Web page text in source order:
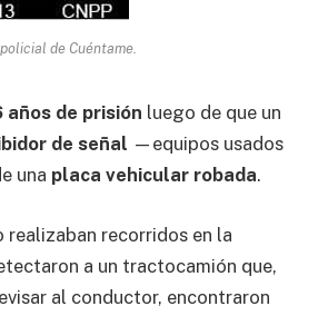
de Cuéntame.
años de prisión luego de que un
de señal —equipos usados
una placa vehicular robada.
recorridos en la
a un tractocamión que,
al conductor, encontraron